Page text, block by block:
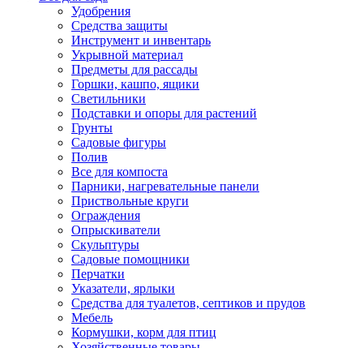
Удобрения
Средства защиты
Инструмент и инвентарь
Укрывной материал
Предметы для рассады
Горшки, кашпо, ящики
Светильники
Подставки и опоры для растений
Грунты
Садовые фигуры
Полив
Все для компоста
Парники, нагревательные панели
Приствольные круги
Ограждения
Опрыскиватели
Скульптуры
Садовые помощники
Перчатки
Указатели, ярлыки
Средства для туалетов, септиков и прудов
Мебель
Кормушки, корм для птиц